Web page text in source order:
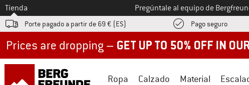
A la
Tienda Pregúntale al equipo de
Porte pagado a partir de 69 € (ES) Pago seguro
Ropa Calzado Material